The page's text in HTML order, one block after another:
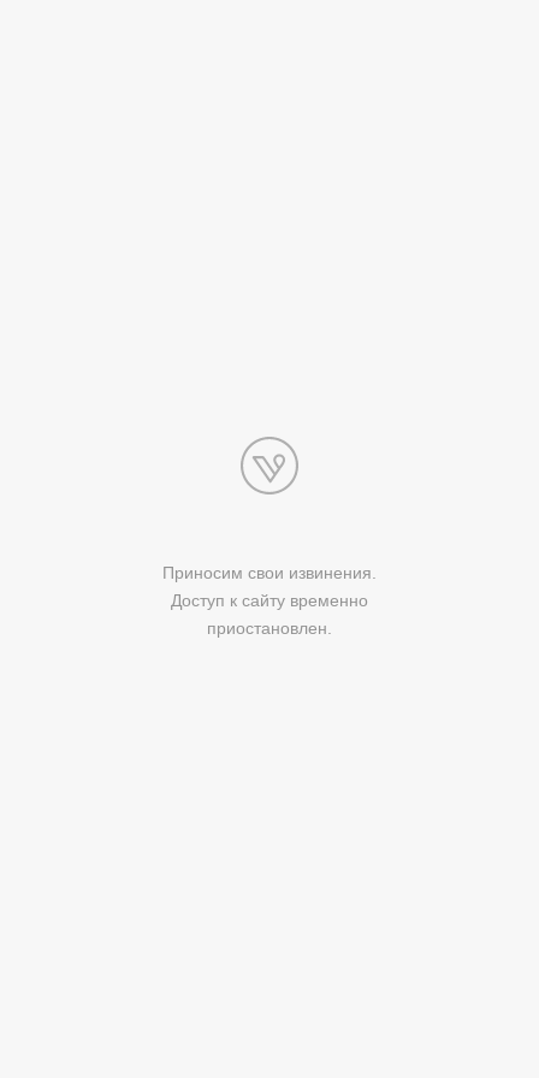
Приносим свои извинения.
Доступ к сайту временно
приостановлен.